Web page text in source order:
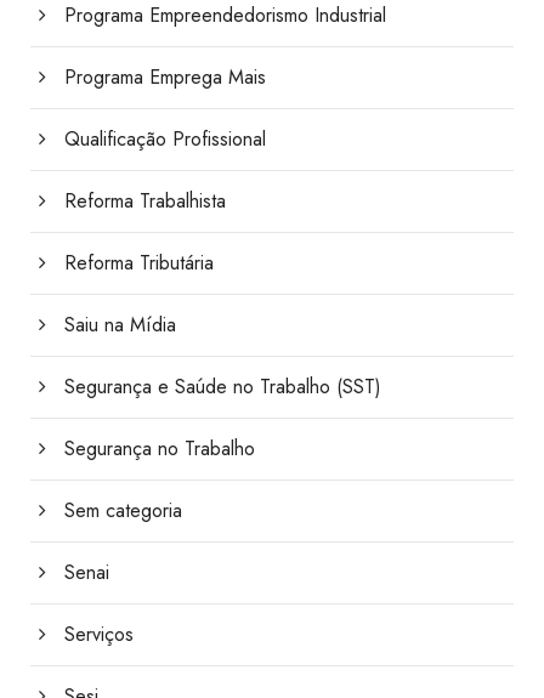
Programa Empreendedorismo Industrial
Programa Emprega Mais
Qualificação Profissional
Reforma Trabalhista
Reforma Tributária
Saiu na Mídia
Segurança e Saúde no Trabalho (SST)
Segurança no Trabalho
Sem categoria
Senai
Serviços